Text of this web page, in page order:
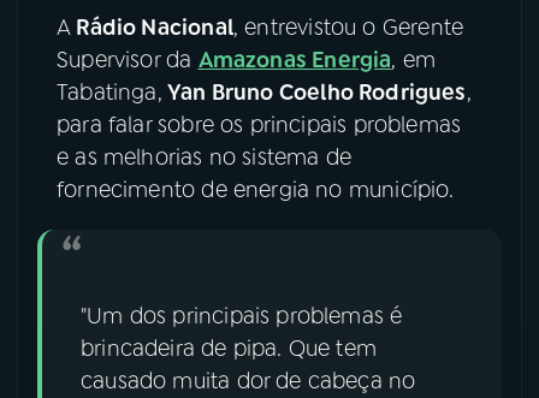
06VIDEOCASTS
07ÚLTIMAS
FESTIVAL DE MÚSICA
ACOMPANHE A RÁDIO NACIONAL
YouTube Facebook
A Rádio Nacional, entrevistou o Gerente
Supervisor da Amazonas Energia, em
Tabatinga, Yan Bruno Coelho Rodrigues,
para falar sobre os principais problemas
e as melhorias no sistema de
fornecimento de energia no município.
"Um dos principais problemas é
brincadeira de pipa. Que tem
causado muita dor de cabeça no